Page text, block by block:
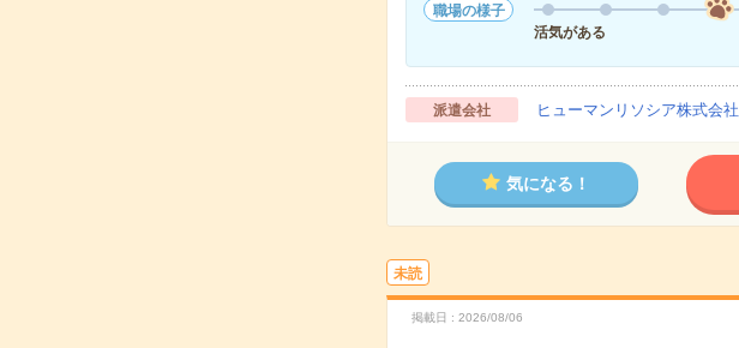
職場の様子
活気がある
派遣会社 ヒューマンリソシア株式会社
気になる！
未読
掲載日 2026/08/06